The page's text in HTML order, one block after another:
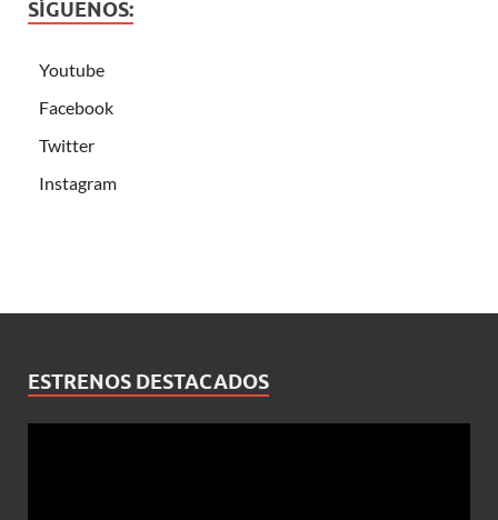
SÍGUENOS:
Youtube
Facebook
Twitter
Instagram
ESTRENOS DESTACADOS